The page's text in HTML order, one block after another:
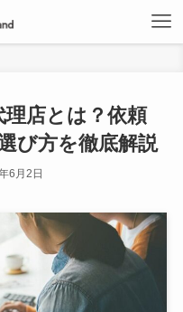
店とは？依頼
び方を徹底解説
6月2日